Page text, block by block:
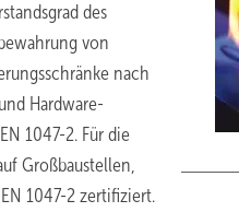
des
von
nach
Hardware-
1047-2. Für die
Großbaustellen,
1047-2 zertifiziert.